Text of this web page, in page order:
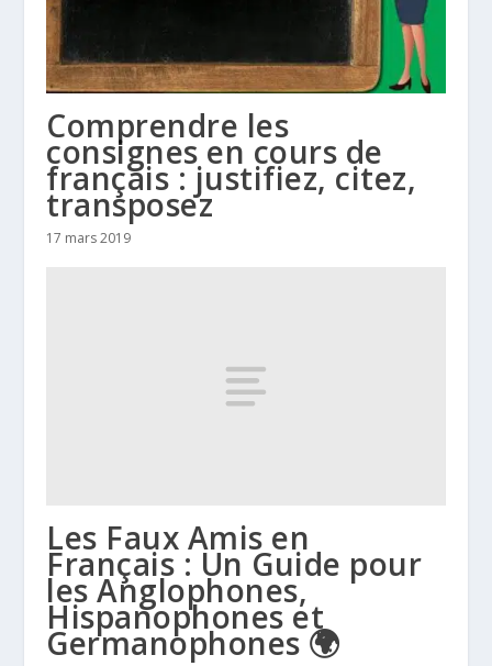
Comprendre les
consignes en cours de
français : justifiez, citez,
transposez
17 mars 2019
Les Faux Amis en
Français : Un Guide pour
les Anglophones,
Hispanophones et
Germanophones 🌍